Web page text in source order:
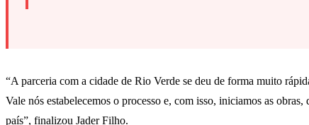
“A parceria com a cidade de Rio Verde se deu de forma muito
Vale nós estabelecemos o processo e, com isso, iniciamos as
país”, finalizou Jader Filho.